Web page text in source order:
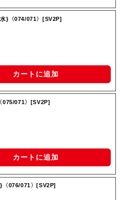
}〈074/071〉[SV2P]
カートに追加
075/071〉[SV2P]
カートに追加
076/071〉[SV2P]